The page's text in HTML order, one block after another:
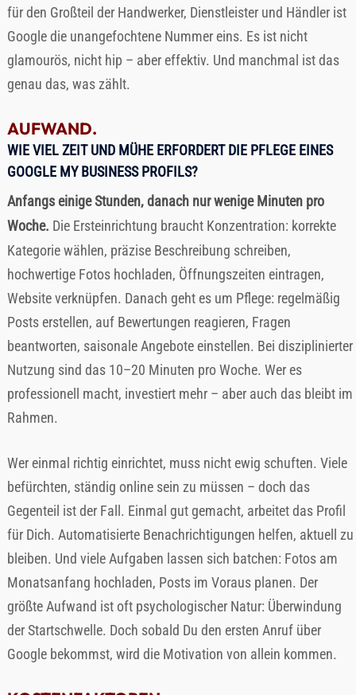
für den Großteil der Handwerker, Dienstleister und Händler ist
Google die unangefochtene Nummer eins. Es ist nicht
glamourös, nicht hip – aber effektiv. Und manchmal ist das
genau das, was zählt.
AUFWAND.
WIE VIEL ZEIT UND MÜHE ERFORDERT DIE PFLEGE EINES
GOOGLE MY BUSINESS PROFILS?
Anfangs einige Stunden, danach nur wenige Minuten pro
Woche. Die Ersteinrichtung braucht Konzentration: korrekte
Kategorie wählen, präzise Beschreibung schreiben,
hochwertige Fotos hochladen, Öffnungszeiten eintragen,
Website verknüpfen. Danach geht es um Pflege: regelmäßig
Posts erstellen, auf Bewertungen reagieren, Fragen
beantworten, saisonale Angebote einstellen. Bei disziplinierter
Nutzung sind das 10–20 Minuten pro Woche. Wer es
professionell macht, investiert mehr – aber auch das bleibt im
Rahmen.
Wer einmal richtig einrichtet, muss nicht ewig schuften. Viele
befürchten, ständig online sein zu müssen – doch das
Gegenteil ist der Fall. Einmal gut gemacht, arbeitet das Profil
für Dich. Automatisierte Benachrichtigungen helfen, aktuell zu
bleiben. Und viele Aufgaben lassen sich batchen: Fotos am
Monatsanfang hochladen, Posts im Voraus planen. Der
größte Aufwand ist oft psychologischer Natur: Überwindung
der Startschwelle. Doch sobald Du den ersten Anruf über
Google bekommst, wird die Motivation von allein kommen.